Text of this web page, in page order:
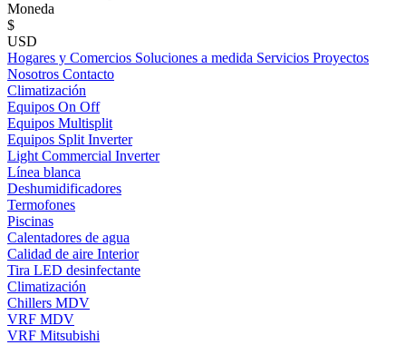
Moneda
$
USD
Hogares y Comercios Soluciones a medida Servicios Proyectos
Nosotros Contacto
Climatización
Equipos On Off
Equipos Multisplit
Equipos Split Inverter
Light Commercial Inverter
Línea blanca
Deshumidificadores
Termofones
Piscinas
Calentadores de agua
Calidad de aire Interior
Tira LED desinfectante
Climatización
Chillers MDV
VRF MDV
VRF Mitsubishi